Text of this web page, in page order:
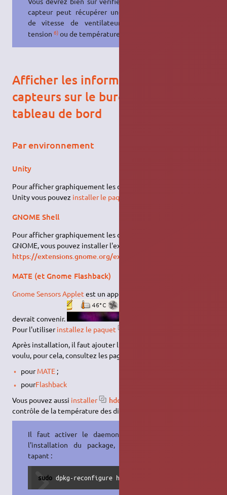
capteur peut récupérer une valeur
de vitesse de ventilateur
tension 6)ou de température
Afficher les informations des
capteurs sur le bureau ou le
tableau de bord
Par environnement
Unity
Pour afficher graphiquement les données des capteurs sous
Unity vous pouvez installer le paquet
GNOME Shell
Pour afficher graphiquement les données des capteurs sous
GNOME, vous pouvez installer l'extension FREON :
https://extensions.gnome.org/extension/841/freon/
MATE (et Gnome Flashback)
Gnome Sensors Applet est un applet pour tableau de bord qui
devrait convenir.
Pour l'utiliserinstallez le paquet
Après installation, il faut ajouter l'applet au tableau de bord
voulu, pour cela, consultez les pages respectives :
pourMATE;
pourFlashback
Vous pouvez aussi installer hddtemp
contrôle de la température des disques durs.
Il faut activer le daemon, soit à
l'installation du package, soit en
tapant :
sudo dpkg-reconfigure hddtemp